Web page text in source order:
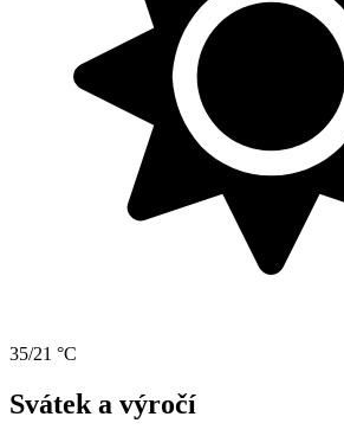
35/21 °C
Svátek a výročí